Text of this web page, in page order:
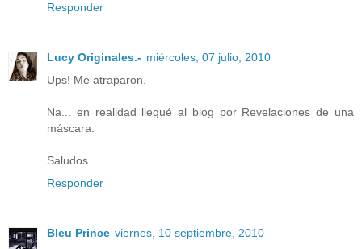
Responder
Lucy Originales.- miércoles, 07 julio, 2010
Ups! Me atraparon.
Na... en realidad llegué al blog por Revelaciones de una
máscara.
Saludos.
Responder
Bleu Prince viernes, 10 septiembre, 2010